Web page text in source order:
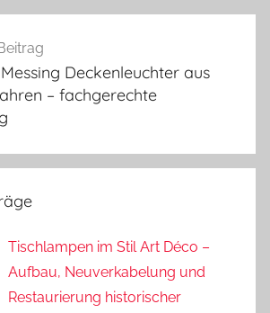
Deckenleuchter aus
– fachgerechte
Tischlampen im Stil Art Déco –
Aufbau, Neuverkabelung und
Restaurierung historischer